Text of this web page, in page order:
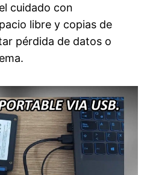
cuidado con
libre y copias de
pérdida de datos o